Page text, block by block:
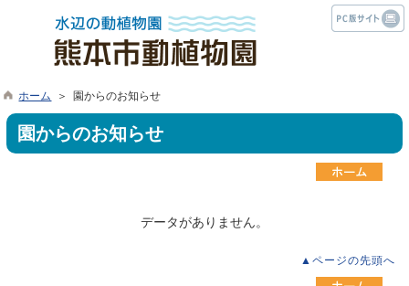
ホーム ＞ 園からのお知らせ
園からのお知らせ
データがありません。
▲ページの先頭へ